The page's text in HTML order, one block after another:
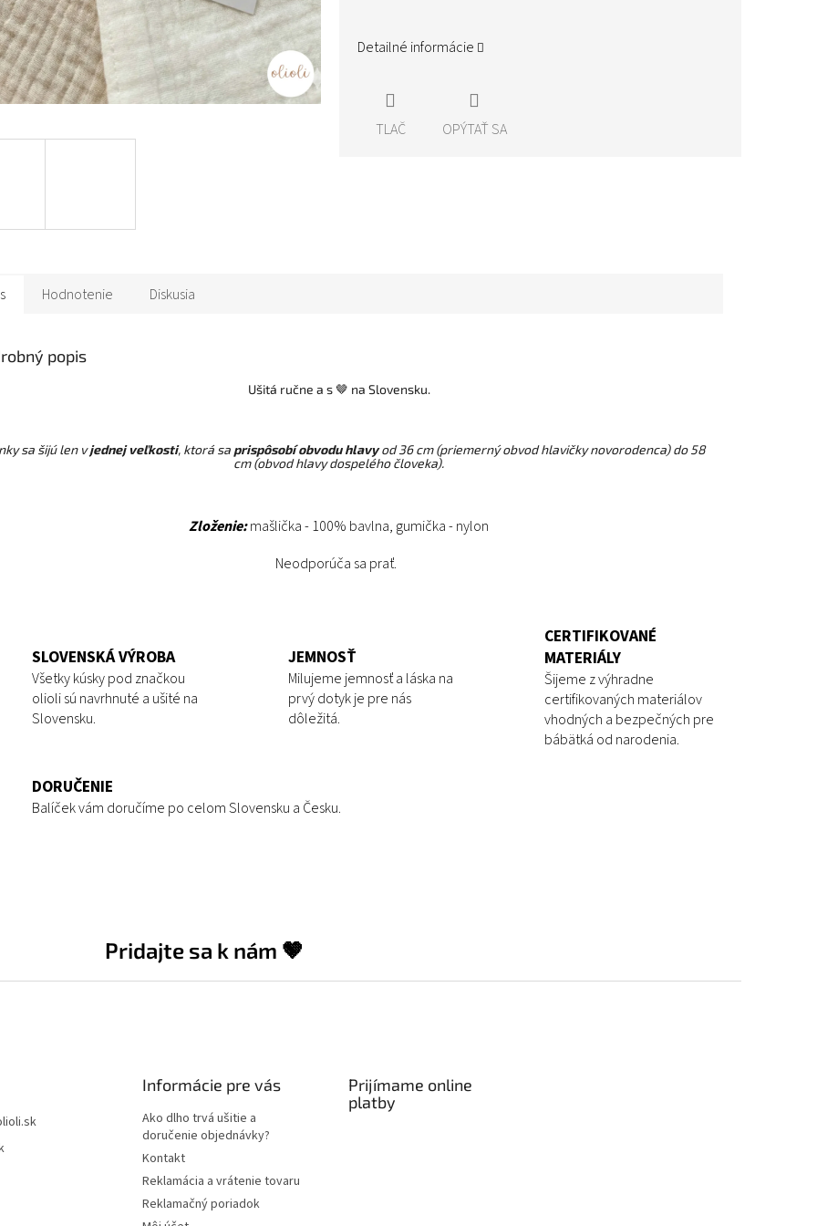
Detailné informácie
TLAČ OPÝTAŤ SA
Hodnotenie Diskusia
popis
Ušitá ručne a s 🤎 na Slovensku.
sa šijú len v jednej veľkosti, ktorá sa prispôsobí obvodu hlavy od 36 cm (priemerný obvod hlavičky novorodenca) do 58
cm (obvod hlavy dospelého človeka).
Zloženie:mašlička - 100% bavlna, gumička - nylon
Neodporúča sa prať.
SLOVENSKÁ VÝROBA
Všetky kúsky pod značkou
olioli sú navrhnuté a ušité na
Slovensku.
JEMNOSŤ
Milujeme jemnosť a láska na
prvý dotyk je pre nás
dôležitá.
CERTIFIKOVANÉ
MATERIÁLY
Šijeme z výhradne
certifikovaných materiálov
vhodných a bezpečných pre
bábätká od narodenia.
DORUČENIE
Balíček vám doručíme po celom Slovensku a Česku.
Pridajte sa k nám 🤎
Informácie pre vás
Ako dlho trvá ušitie a
doručenie objednávky?
Kontakt
Reklamácia a vrátenie tovaru
Reklamačný poriadok
Prijímame online
platby